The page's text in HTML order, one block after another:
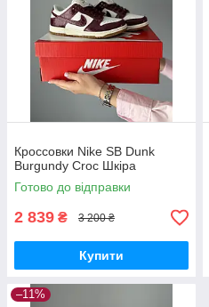
Кроссовки Nike SB Dunk
Burgundy Croc Шкіра
Готово до відправки
2 839 ₴ 3 200 ₴
Купити
–11%